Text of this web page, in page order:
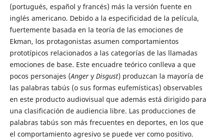
(portugués, español y francés) más la versión fuente en
inglés americano. Debido a la especificidad de la película,
fuertemente basada en la teoría de las emociones de
Ekman, los protagonistas asumen comportamientos
prototípicos relacionados a las categorías de las llamadas
emociones de base. Este encuadre teórico conlleva a que
pocos personajes (Angery Disgust) produzcan la mayoría de
las palabras tabús (o sus formas eufemísticas) observables
en este producto audiovisual que además está dirigido para
una clasificación de audiencia libre. Las producciones de
palabras tabús son más frecuentes en deportes, en los que
el comportamiento agresivo se puede ver como positivo.